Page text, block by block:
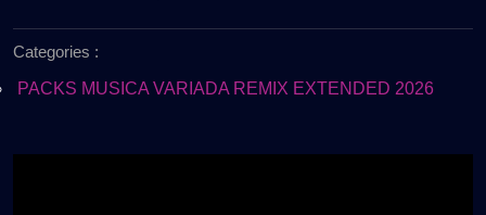
6
2026
Categories :
PACKS MUSICA VARIADA REMIX EXTENDED 2026